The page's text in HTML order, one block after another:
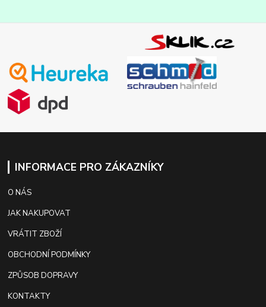
INFORMACE PRO ZÁKAZNÍKY
O NÁS
JAK NAKUPOVAT
VRÁTIT ZBOŽÍ
OBCHODNÍ PODMÍNKY
ZPŮSOB DOPRAVY
KONTAKTY